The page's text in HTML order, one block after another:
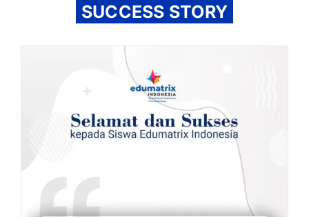
SUCCESS STORY